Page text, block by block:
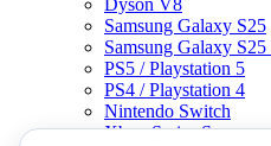
Dyson V8
Samsung Galaxy S25
Samsung Galaxy
PS5 / Playstation 5
PS4 / Playstation 4
Nintendo Switch
Xbox Series S